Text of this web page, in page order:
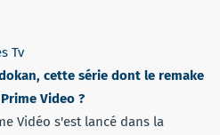
Tv
cette série dont le remake
Video ?
Vidéo s'est lancé dans la